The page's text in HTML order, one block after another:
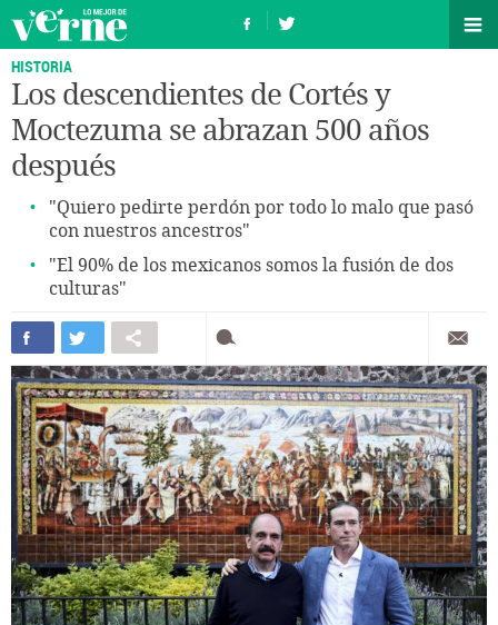
HISTORIA
Los descendientes de Cortés y
Moctezuma se abrazan 500 años
después
"Quiero pedirte perdón por todo lo malo que pasó
con nuestros ancestros"
"El 90% de los mexicanos somos la fusión de dos
culturas"